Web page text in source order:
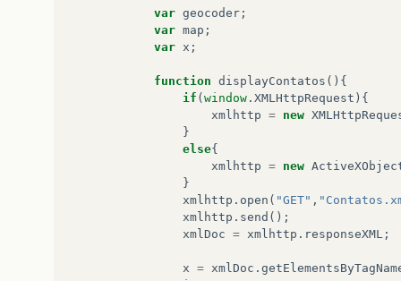
var geocoder ;
var map ;
var x ;
function displayContatos (){
if ( window . XMLHttpRequest ){
xmlhttp = new
}
else{
xmlhttp = new
}
xmlhttp . open ( "GET" ,
xmlhttp . send ();
xmlDoc = xmlhttp . responseXML ;
x = xmlDoc .